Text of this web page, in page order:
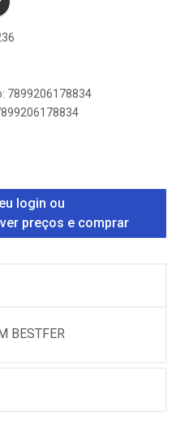
7899206178834
login ou
preços e comprar
BESTFER